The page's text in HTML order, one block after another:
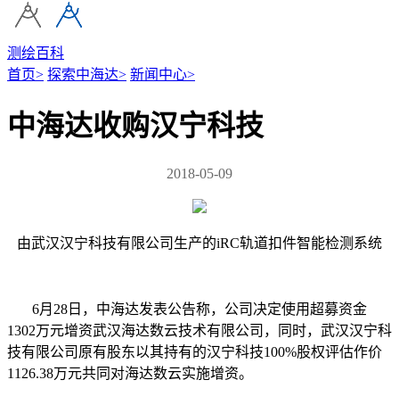
测绘百科
首页> 探索中海达> 新闻中心>
中海达收购汉宁科技
2018-05-09
由武汉汉宁科技有限公司生产的iRC轨道扣件智能检测系统
6月28日，中海达发表公告称，公司决定使用超募资金
1302万元增资武汉海达数云技术有限公司，同时，武汉汉宁科
技有限公司原有股东以其持有的汉宁科技100%股权评估作价
1126.38万元共同对海达数云实施增资。